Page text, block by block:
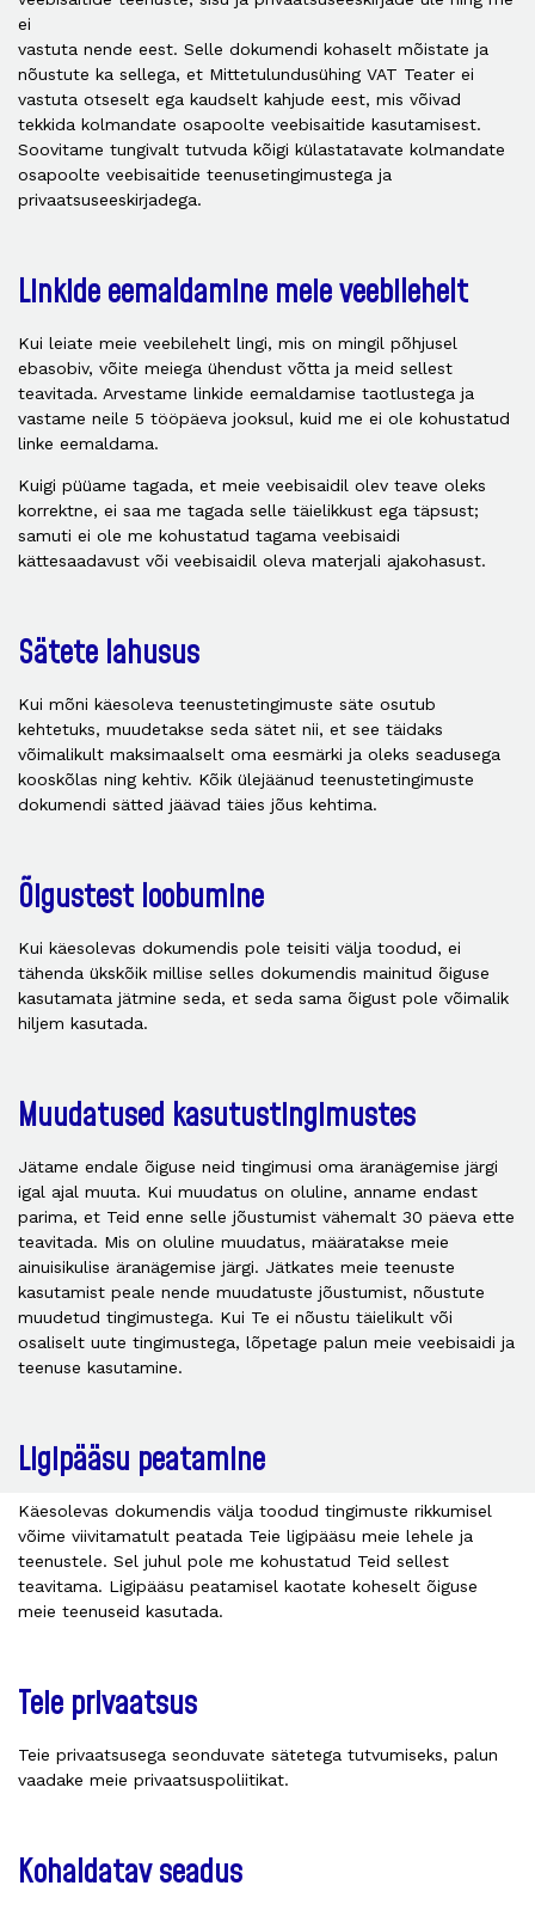
ei
vastuta nende eest. Selle dokumendi kohaselt mõistate ja
nõustute ka sellega, et Mittetulundusühing VAT Teater ei
vastuta otseselt ega kaudselt kahjude eest, mis võivad
tekkida kolmandate osapoolte veebisaitide kasutamisest.
Soovitame tungivalt tutvuda kõigi külastatavate kolmandate
osapoolte veebisaitide teenusetingimustega ja
privaatsuseeskirjadega.
Linkide eemaldamine meie veebilehelt
Kui leiate meie veebilehelt lingi, mis on mingil põhjusel
ebasobiv, võite meiega ühendust võtta ja meid sellest
teavitada. Arvestame linkide eemaldamise taotlustega ja
vastame neile 5 tööpäeva jooksul, kuid me ei ole kohustatud
linke eemaldama.
Kuigi püüame tagada, et meie veebisaidil olev teave oleks
korrektne, ei saa me tagada selle täielikkust ega täpsust;
samuti ei ole me kohustatud tagama veebisaidi
kättesaadavust või veebisaidil oleva materjali ajakohasust.
Sätete lahusus
Kui mõni käesoleva teenustetingimuste säte osutub
kehtetuks, muudetakse seda sätet nii, et see täidaks
võimalikult maksimaalselt oma eesmärki ja oleks seadusega
kooskõlas ning kehtiv. Kõik ülejäänud teenustetingimuste
dokumendi sätted jäävad täies jõus kehtima.
Õigustest loobumine
Kui käesolevas dokumendis pole teisiti välja toodud, ei
tähenda ükskõik millise selles dokumendis mainitud õiguse
kasutamata jätmine seda, et seda sama õigust pole võimalik
hiljem kasutada.
Muudatused kasutustingimustes
Jätame endale õiguse neid tingimusi oma äranägemise järgi
igal ajal muuta. Kui muudatus on oluline, anname endast
parima, et Teid enne selle jõustumist vähemalt 30 päeva ette
teavitada. Mis on oluline muudatus, määratakse meie
ainuisikulise äranägemise järgi. Jätkates meie teenuste
kasutamist peale nende muudatuste jõustumist, nõustute
muudetud tingimustega. Kui Te ei nõustu täielikult või
osaliselt uute tingimustega, lõpetage palun meie veebisaidi ja
teenuse kasutamine.
Ligipääsu peatamine
Käesolevas dokumendis välja toodud tingimuste rikkumisel
võime viivitamatult peatada Teie ligipääsu meie lehele ja
teenustele. Sel juhul pole me kohustatud Teid sellest
teavitama. Ligipääsu peatamisel kaotate koheselt õiguse
meie teenuseid kasutada.
Teie privaatsus
Teie privaatsusega seonduvate sätetega tutvumiseks, palun
vaadake meie privaatsuspoliitikat.
Kohaldatav seadus